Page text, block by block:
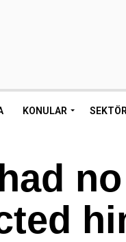
KONULAR